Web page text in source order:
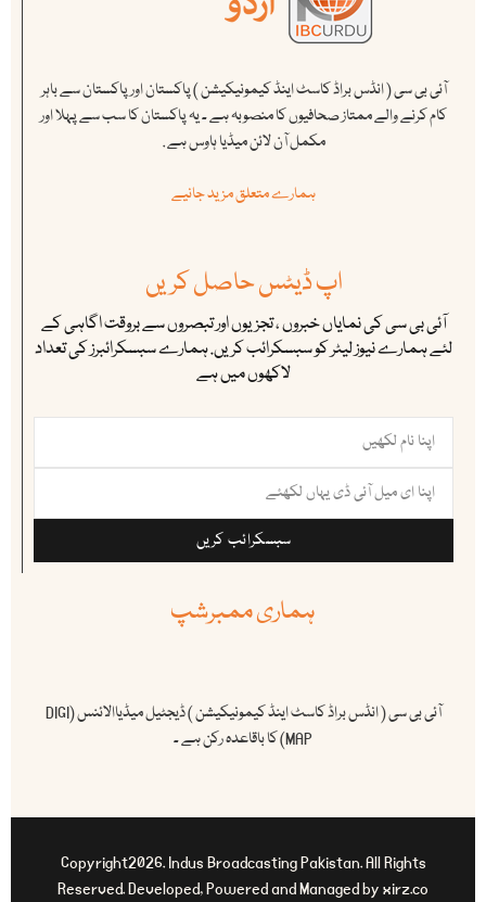
آئی بی سی ( انڈس براڈ کاسٹ اینڈ کیمونیکیشن ) پاکستان اور پاکستان سے باہر
کام کرنے والے ممتاز صحافیوں کا منصوبہ ہے ۔ یہ پاکستان کا سب سے پہلا اور
مکمل آن لائن میڈیا ہاوس ہے .
ہمارے متعلق مزید جانیے
اپ ڈیٹس حاصل کریں
آئی بی سی کی نمایاں خبروں ، تجزیوں اور تبصروں سے بروقت اگاہی کے
لئے ہمارے نیوز لیٹر کو سبسکرائب کریں. ہمارے سبسکرائبرز کی تعداد
لاکھوں میں ہے
سبسکرائب کریں
ہماری ممبرشپ
آئی بی سی ( انڈس براڈ کاسٹ اینڈ کیمونیکیشن ) ڈیجٹیل میڈیاالائنس (DIGI
MAP) کا باقاعدہ رکن ہے ۔
Copyright2026. Indus Broadcasting Pakistan. All Rights
Reserved. Developed, Powered and Managed by xirz.co